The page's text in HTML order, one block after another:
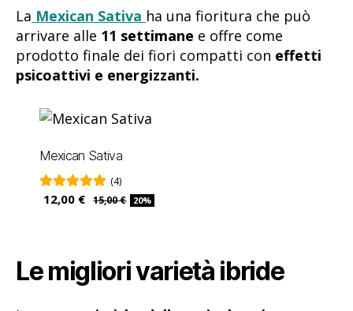
La Mexican Sativa ha una fioritura che può
arrivare alle 11 settimane e offre come
prodotto finale dei fiori compatti con effetti
psicoattivi e energizzanti.
Mexican Sativa
(4)
12,00 € 15,00 € 20%
Le migliori varietà ibride